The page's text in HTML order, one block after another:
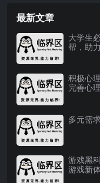
最新文章
大学生
帮，助
积极心
完善心
多元需
游戏黑
游戏新